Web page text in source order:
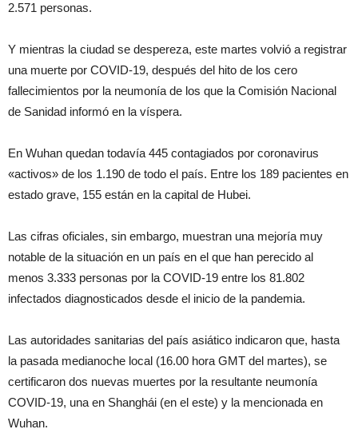
2.571 personas.
Y mientras la ciudad se despereza, este martes volvió a registrar
una muerte por COVID-19, después del hito de los cero
fallecimientos por la neumonía de los que la Comisión Nacional
de Sanidad informó en la víspera.
En Wuhan quedan todavía 445 contagiados por coronavirus
«activos» de los 1.190 de todo el país. Entre los 189 pacientes en
estado grave, 155 están en la capital de Hubei.
Las cifras oficiales, sin embargo, muestran una mejoría muy
notable de la situación en un país en el que han perecido al
menos 3.333 personas por la COVID-19 entre los 81.802
infectados diagnosticados desde el inicio de la pandemia.
Las autoridades sanitarias del país asiático indicaron que, hasta
la pasada medianoche local (16.00 hora GMT del martes), se
certificaron dos nuevas muertes por la resultante neumonía
COVID-19, una en Shanghái (en el este) y la mencionada en
Wuhan.